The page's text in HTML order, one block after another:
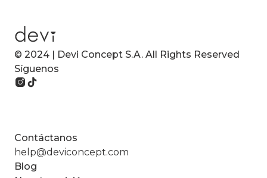
© 2024 | Devi Concept S.A. All Rights Reserved
Síguenos
Contáctanos
help@deviconcept.com
Blog